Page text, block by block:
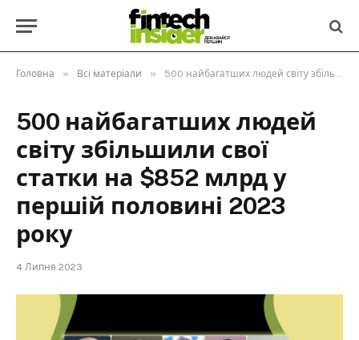
Головна » Всі матеріали » 500 найбагатших людей світу збільшили свої статки на $852 млрд у першій половині 2023 року
500 найбагатших людей
світу збільшили свої
статки на $852 млрд у
першій половині 2023
року
4 Липня 2023